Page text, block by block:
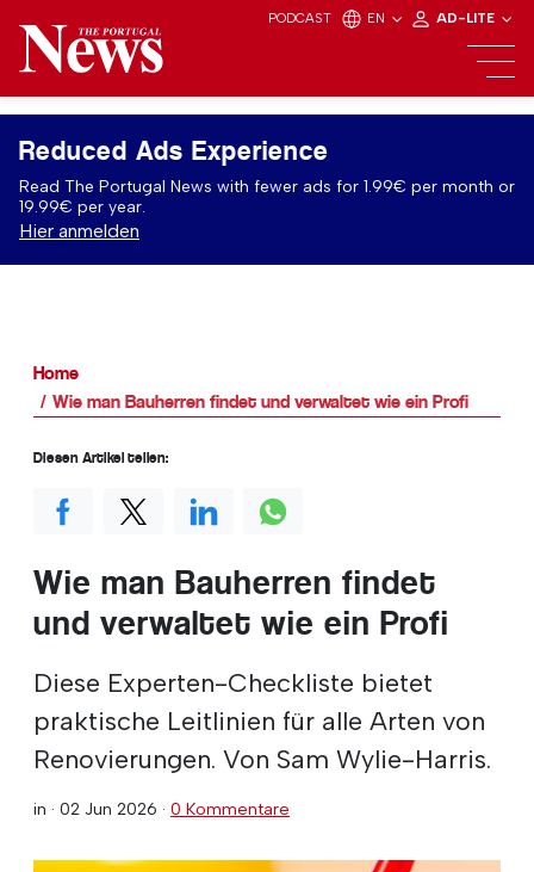
PODCAST EN AD-LITE
Reduced Ads Experience
Read The Portugal News with fewer ads for 1.99€ per month or
19.99€ per year.
Hier anmelden
Home
Wie man Bauherren findet und verwaltet wie ein Profi
Wie man Bauherren findet
und verwaltet wie ein Profi
Diese Experten-Checkliste bietet
praktische Leitlinien für alle Arten von
Renovierungen. Von Sam Wylie-Harris.
in · 02 Jun 2026 · 0 Kommentare
Diesen Artikel teilen: